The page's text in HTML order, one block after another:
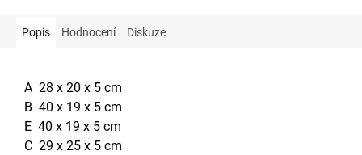
Popis Hodnocení Diskuze
A 28 x 20 x 5 cm
B 40 x 19 x 5 cm
E 40 x 19 x 5 cm
C 29 x 25 x 5 cm